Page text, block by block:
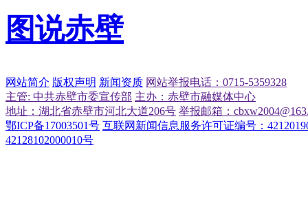
图说赤壁
网站简介 版权声明 新闻资质 网站举报电话：0715-5359328
主管: 中共赤壁市委宣传部 主办：赤壁市融媒体中心
地址：湖北省赤壁市河北大道206号 举报邮箱：
鄂ICP备17003501号 互联网新闻信息服务许可证编号：
42128102000010号